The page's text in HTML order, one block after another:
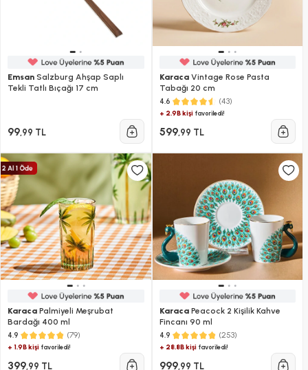
Emsan Salzburg Ahşap Saplı
Tekli Tatlı Bıçağı 17 cm
99,99 TL
KaracaVintage Rose Pasta
Tabağı 20 cm
4.6 (43)
+ 2.9B kişifavoriledi!
599,99 TL
Karaca Palmiyeli Meşrubat
Bardağı 400 ml
4.9 (79)
+ 1.9B kişi favoriledi!
399,99 TL
KaracaPeacock 2 Kişilik Kahve
Fincanı 90 ml
4.9 (253)
+ 28.8B kişifavoriledi!
999,99 TL